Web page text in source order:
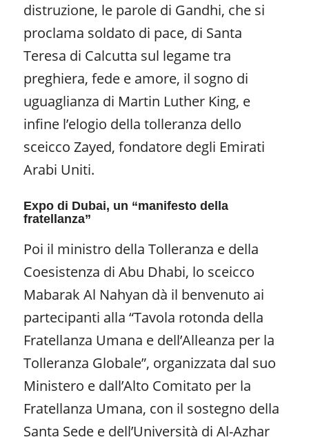
distruzione, le parole di Gandhi, che si
proclama soldato di pace, di Santa
Teresa di Calcutta sul legame tra
preghiera, fede e amore, il sogno di
uguaglianza di Martin Luther King, e
infine l’elogio della tolleranza dello
sceicco Zayed, fondatore degli Emirati
Arabi Uniti.
Expo di Dubai, un “manifesto della
fratellanza”
Poi il ministro della Tolleranza e della
Coesistenza di Abu Dhabi, lo sceicco
Mabarak Al Nahyan dà il benvenuto ai
partecipanti alla “Tavola rotonda della
Fratellanza Umana e dell’Alleanza per la
Tolleranza Globale”, organizzata dal suo
Ministero e dall’Alto Comitato per la
Fratellanza Umana, con il sostegno della
Santa Sede e dell’Università di Al-Azhar